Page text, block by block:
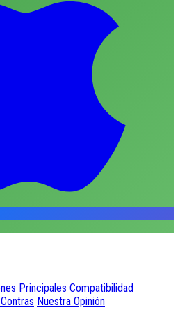
Principales Compatibilidad
Nuestra Opinión